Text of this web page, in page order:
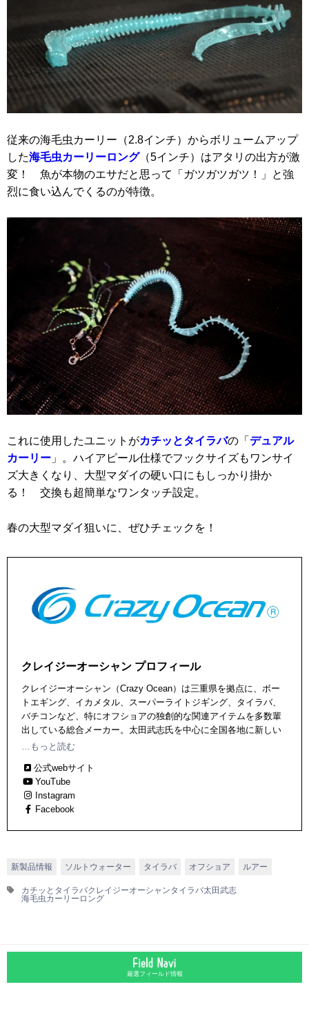
従来の海毛虫カーリー（2.8インチ）からボリュームアップ
した海毛虫カーリーロング（5インチ）はアタリの出方が激
変！ 魚が本物のエサだと思って「ガツガツガツ！」と強
烈に食い込んでくるのが特徴。
これに使用したユニットがカチッとタイラバの「 デュアル
カーリー 」。ハイアピール仕様でフックサイズもワンサイ
ズ大きくなり、大型マダイの硬い口にもしっかり掛か
る！ 交換も超簡単なワンタッチ設定。
春の大型マダイ狙いに、ぜひチェックを！
クレイジーオーシャン プロフィール
クレイジーオーシャン（Crazy Ocean）は三重県を拠点に、ボー
トエギング、イカメタル、スーパーライトジギング、タイラバ、
バチコンなど、特にオフショアの独創的な関連アイテムを多数輩
出している総合メーカー。太田武志氏を中心に全国各地に新しい
釣りを提案し続ける。
…もっと読む
公式webサイト
YouTube
Instagram
Facebook
新製品情報 ソルトウォーター タイラバ オフショア ルアー
カチッとタイラバクレイジーオーシャンタイラバ太田武志
海毛虫カーリーロング
厳選フィールド情報